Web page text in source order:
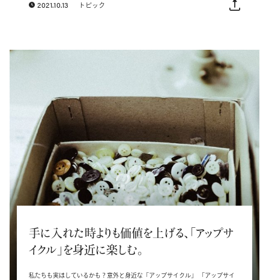
2021.10.13 トピック
手に入れた時よりも価値を上げる、「アップサ
イクル」を身近に楽しむ。
私たちも実はしているかも？意外と身近な「アップサイクル」 「アップサイ